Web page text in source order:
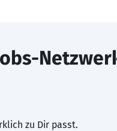
zu Dir passt.